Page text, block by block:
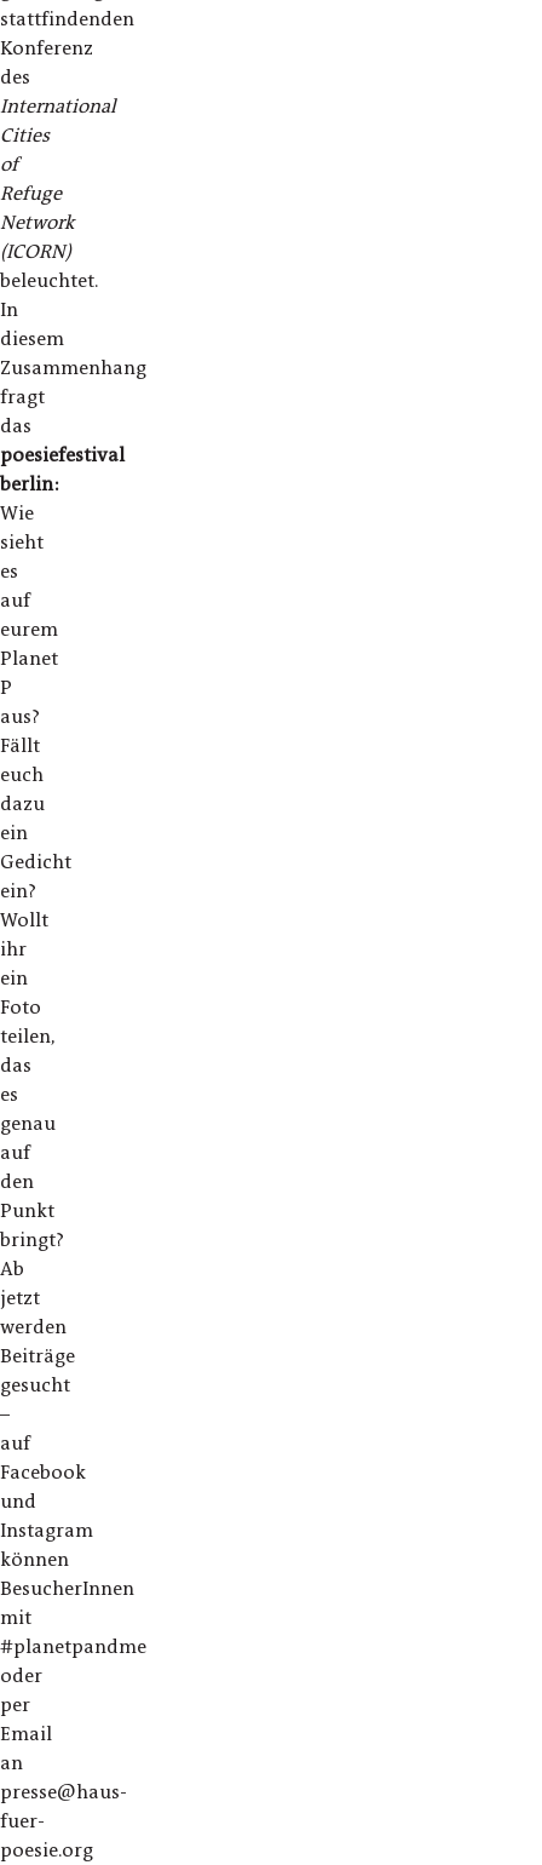
stattfindenden
Konferenz
des
International
Cities
of
Refuge
Network
(ICORN)
beleuchtet.
In
diesem
Zusammenhang
fragt
das
poesiefestival
berlin:
Wie
sieht
es
auf
eurem
Planet
P
aus?
Fällt
euch
dazu
ein
Gedicht
ein?
Wollt
ihr
ein
Foto
teilen,
das
es
genau
auf
den
Punkt
bringt?
Ab
jetzt
werden
Beiträge
gesucht
–
auf
Facebook
und
Instagram
können
BesucherInnen
mit
#planetpandme
oder
per
Email
an
presse@haus-
fuer-
poesie.org